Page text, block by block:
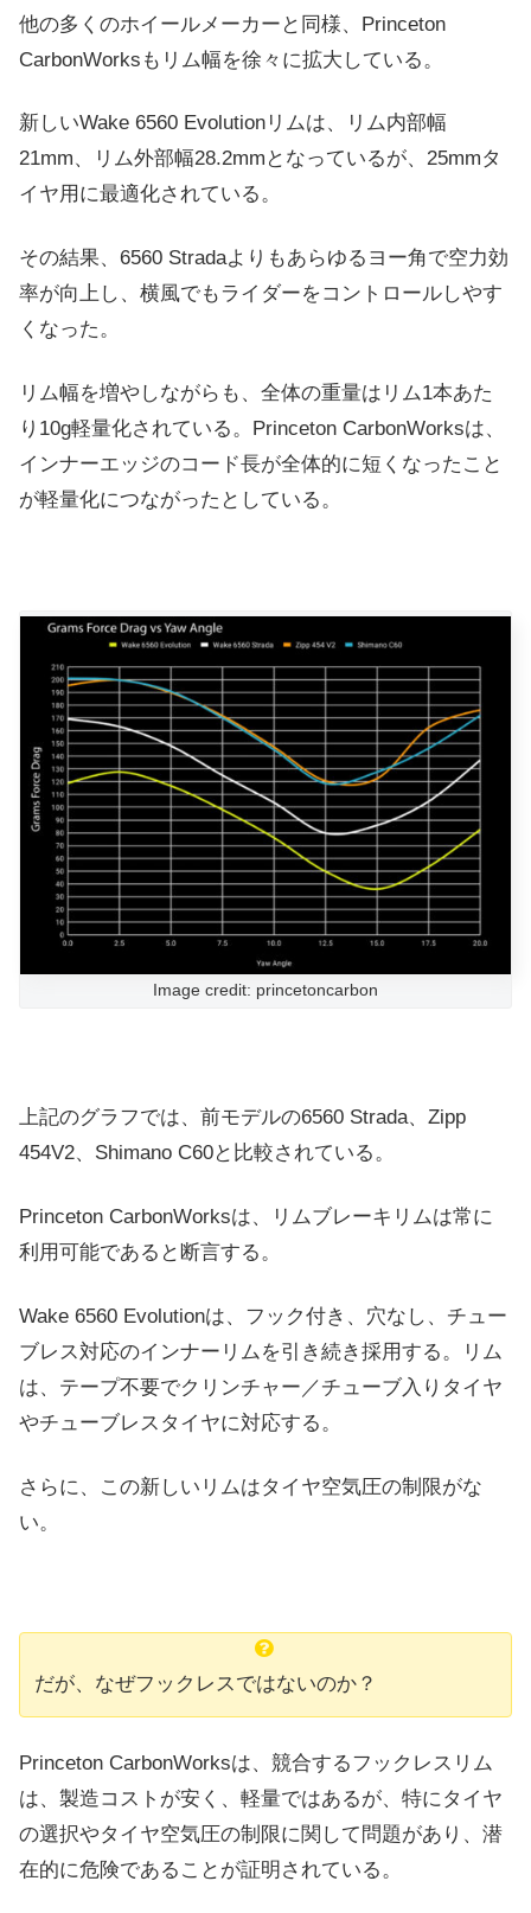
他の多くのホイールメーカーと同様、Princeton
CarbonWorksもリム幅を徐々に拡大している。
新しいWake 6560 Evolutionリムは、リム内部幅
21mm、リム外部幅28.2mmとなっているが、25mmタ
イヤ用に最適化されている。
その結果、6560 Stradaよりもあらゆるヨー角で空力効
率が向上し、横風でもライダーをコントロールしやす
くなった。
リム幅を増やしながらも、全体の重量はリム1本あた
り10g軽量化されている。Princeton CarbonWorksは、
インナーエッジのコード長が全体的に短くなったこと
が軽量化につながったとしている。
Image credit: princetoncarbon
上記のグラフでは、前モデルの6560 Strada、Zipp
454V2、Shimano C60と比較されている。
Princeton CarbonWorksは、リムブレーキリムは常に
利用可能であると断言する。
Wake 6560 Evolutionは、フック付き、穴なし、チュー
ブレス対応のインナーリムを引き続き採用する。リム
は、テープ不要でクリンチャー／チューブ入りタイヤ
やチューブレスタイヤに対応する。
さらに、この新しいリムはタイヤ空気圧の制限がな
い。
だが、なぜフックレスではないのか？
Princeton CarbonWorksは、競合するフックレスリム
は、製造コストが安く、軽量ではあるが、特にタイヤ
の選択やタイヤ空気圧の制限に関して問題があり、潜
在的に危険であることが証明されている。